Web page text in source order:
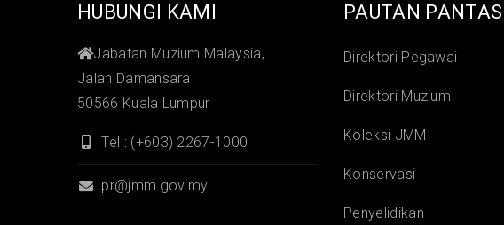
HUBUNGI KAMI
Jabatan Muzium Malaysia,
Jalan Damansara
50566 Kuala Lumpur
Tel : (+603) 2267-1000
pr@jmm.gov.my
PAUTAN PANTAS
Direktori Pegawai
Direktori Muzium
Koleksi JMM
Konservasi
Penyelidikan